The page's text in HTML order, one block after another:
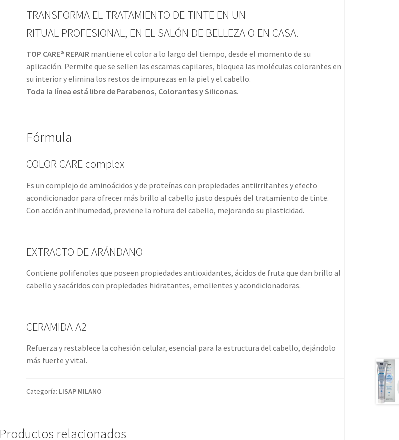
TRANSFORMA EL TRATAMIENTO DE TINTE EN UN
RITUAL PROFESIONAL, EN EL SALÓN DE BELLEZA O EN CASA.
TOP CARE® REPAIR mantiene el color a lo largo del tiempo, desde el momento de su
aplicación. Permite que se sellen las escamas capilares, bloquea las moléculas colorantes en
su interior y elimina los restos de impurezas en la piel y el cabello.
Toda la línea está libre de Parabenos, Colorantes y Siliconas.
Fórmula
COLOR CARE complex
Es un complejo de aminoácidos y de proteínas con propiedades antiirritantes y efecto
acondicionador para ofrecer más brillo al cabello justo después del tratamiento de tinte.
Con acción antihumedad, previene la rotura del cabello, mejorando su plasticidad.
EXTRACTO DE ARÁNDANO
Contiene polifenoles que poseen propiedades antioxidantes, ácidos de fruta que dan brillo al
cabello y sacáridos con propiedades hidratantes, emolientes y acondicionadoras.
CERAMIDA A2
Refuerza y restablece la cohesión celular, esencial para la estructura del cabello, dejándolo
más fuerte y vital.
Categoría: LISAP MILANO
Productos relacionados